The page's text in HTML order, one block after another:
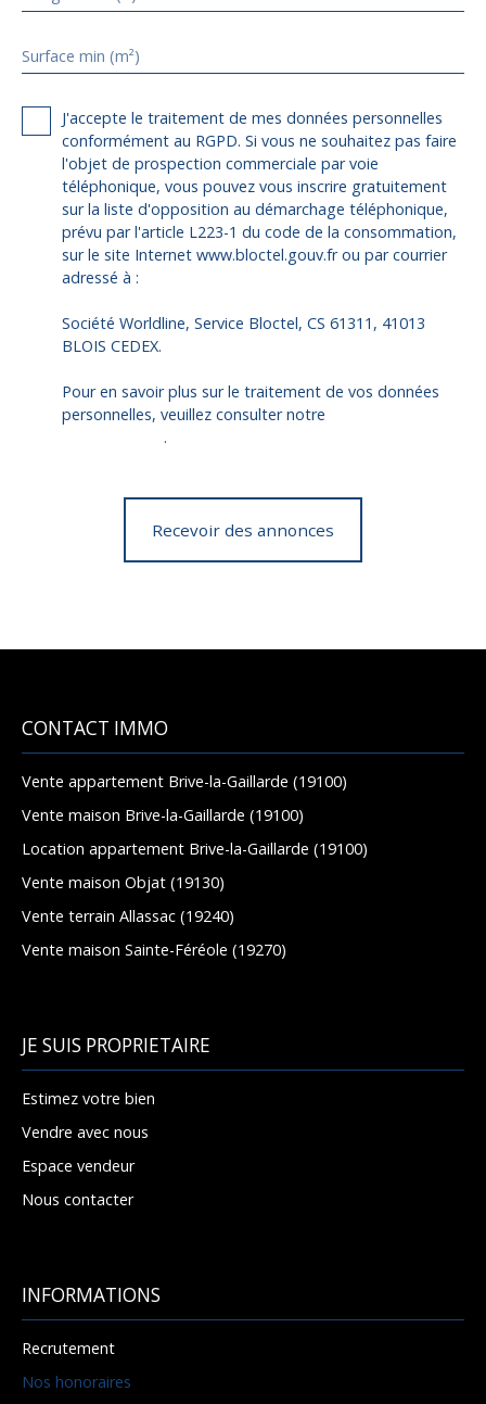
Surface min (m²)
J'accepte le traitement de mes données personnelles
conformément au RGPD. Si vous ne souhaitez pas faire
l'objet de prospection commerciale par voie
téléphonique, vous pouvez vous inscrire gratuitement
sur la liste d'opposition au démarchage téléphonique,
prévu par l'article L223-1 du code de la consommation,
sur le site Internet www.bloctel.gouv.fr ou par courrier
adressé à :
Société Worldline, Service Bloctel, CS 61311, 41013
BLOIS CEDEX.
Pour en savoir plus sur le traitement de vos données
personnelles, veuillez consulter notre
.
Recevoir des annonces
CONTACT IMMO
Vente appartement Brive-la-Gaillarde (19100)
Vente maison Brive-la-Gaillarde (19100)
Location appartement Brive-la-Gaillarde (19100)
Vente maison Objat (19130)
Vente terrain Allassac (19240)
Vente maison Sainte-Féréole (19270)
JE SUIS PROPRIETAIRE
Estimez votre bien
Vendre avec nous
Espace vendeur
Nous contacter
INFORMATIONS
Recrutement
Nos honoraires